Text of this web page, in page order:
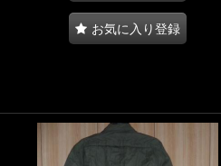
お気に入り登録